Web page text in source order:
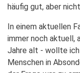
häufig gut, aber
In einem aktuellen
immer noch aktuell,
Jahre alt - wollte
Menschen in